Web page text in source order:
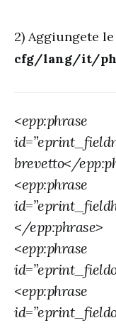
2) Aggiungete
cfg/lang/it/
<epp:phrase
brevetto</
<epp:phrase
</epp:phrase>
<epp:phrase
<epp:phrase